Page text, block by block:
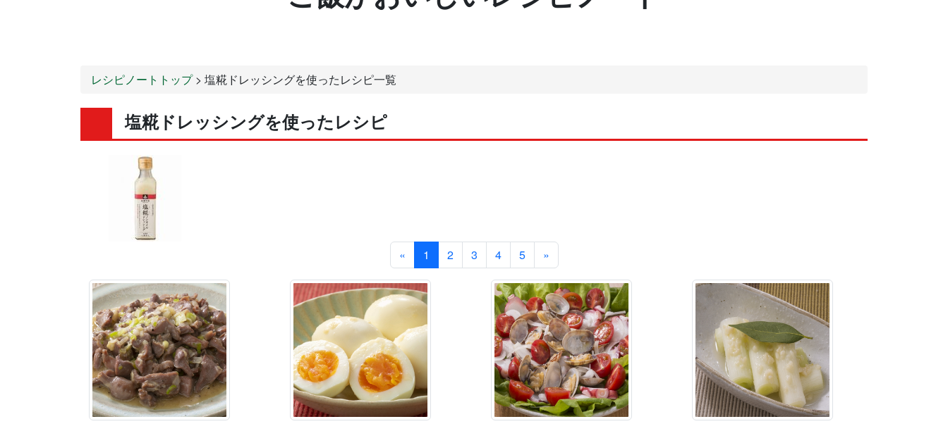
レシピノートトップ> 塩糀ドレッシングを使ったレシピ一覧
塩糀ドレッシングを使ったレシピ
« 1 2 3 4 5 »